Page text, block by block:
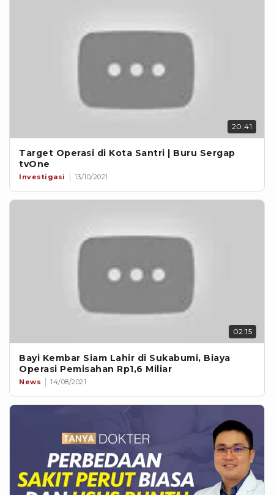
20:41
Target Operasi di Kota Santri | Buru Sergap
tvOne
Investigasi 13/10/2021
02:15
Bayi Kembar Siam Lahir di Sukabumi, Biaya
Operasi Pemisahan Rp1,6 Miliar
News 14/08/2021